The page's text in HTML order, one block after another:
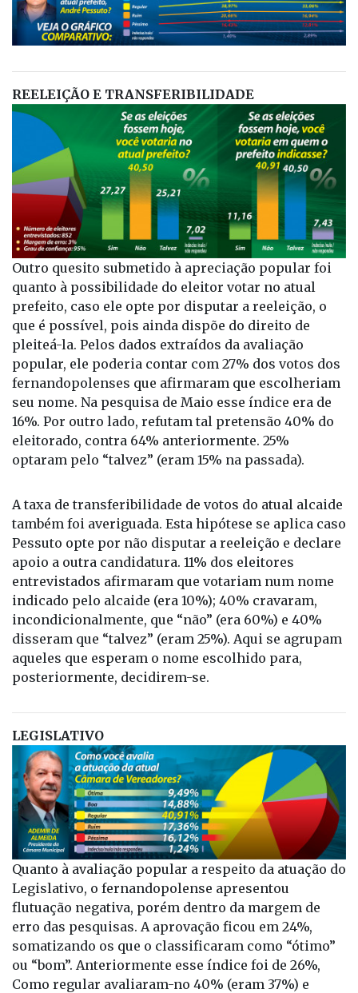
REELEIÇÃO E TRANSFERIBILIDADE
Outro quesito submetido à apreciação popular foi
quanto à possibilidade do eleitor votar no atual
prefeito, caso ele opte por disputar a reeleição, o
que é possível, pois ainda dispõe do direito de
pleiteá-la. Pelos dados extraídos da avaliação
popular, ele poderia contar com 27% dos votos dos
fernandopolenses que afirmaram que escolheriam
seu nome. Na pesquisa de Maio esse índice era de
16%. Por outro lado, refutam tal pretensão 40% do
eleitorado, contra 64% anteriormente. 25%
optaram pelo “talvez” (eram 15% na passada).
A taxa de transferibilidade de votos do atual alcaide
também foi averiguada. Esta hipótese se aplica caso
Pessuto opte por não disputar a reeleição e declare
apoio a outra candidatura. 11% dos eleitores
entrevistados afirmaram que votariam num nome
indicado pelo alcaide (era 10%); 40% cravaram,
incondicionalmente, que “não” (era 60%) e 40%
disseram que “talvez” (eram 25%). Aqui se agrupam
aqueles que esperam o nome escolhido para,
posteriormente, decidirem-se.
LEGISLATIVO
Quanto à avaliação popular a respeito da atuação do
Legislativo, o fernandopolense apresentou
flutuação negativa, porém dentro da margem de
erro das pesquisas. A aprovação ficou em 24%,
somatizando os que o classificaram como “ótimo”
ou “bom”. Anteriormente esse índice foi de 26%,
Como regular avaliaram-no 40% (eram 37%) e